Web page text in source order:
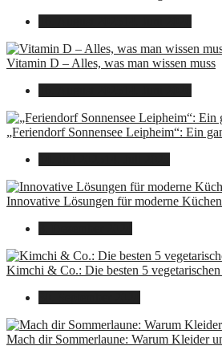
Vitamin D – Alles, was man wissen muss
„Feriendorf Sonnensee Leipheim“: Ein
Innovative Lösungen für moderne
Kimchi & Co.: Die besten 5
Mach dir Sommerlaune: Warum Kleider